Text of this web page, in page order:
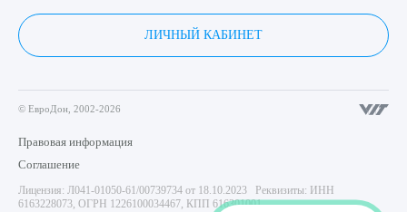
ЛИЧНЫЙ КАБИНЕТ
© ЕвроДон, 2002-2026
Правовая информация
Соглашение
Лицензия: Л041-01050-61/00739734 от 18.10.2023 Реквизиты: ИНН
6163228073, ОГРН 1226100034467, КПП 616301001